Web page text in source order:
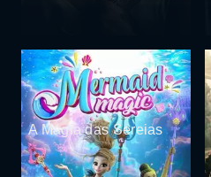
A Magia das Sereias